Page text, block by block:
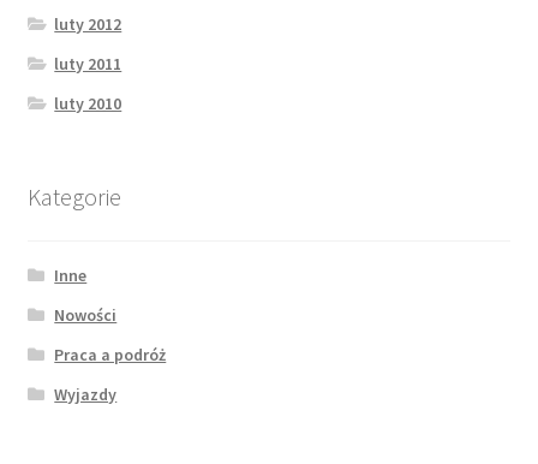
luty 2012
luty 2011
luty 2010
Kategorie
Inne
Nowości
Praca a podróż
Wyjazdy